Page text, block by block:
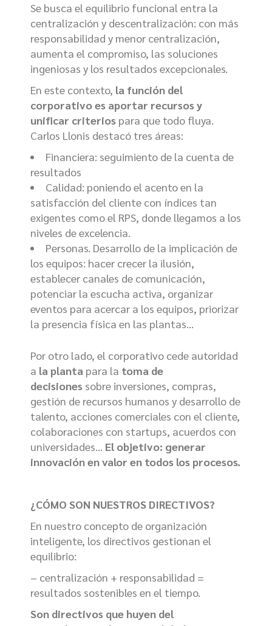
Se busca el equilibrio funcional entra la
centralización y descentralización: con más
responsabilidad y menor centralización,
aumenta el compromiso, las soluciones
ingeniosas y los resultados excepcionales.
En este contexto, la función del
corporativoes aportar recursos y
unificar criterios para que todo fluya.
Carlos Llonis destacó tres áreas:
Financiera: seguimiento de la cuenta de
resultados
Calidad: poniendo el acento en la
satisfacción del cliente con índices tan
exigentes como el RPS, donde llegamos a los
niveles de excelencia.
Personas. Desarrollo de la implicación de
los equipos: hacer crecer la ilusión,
establecer canales de comunicación,
potenciar la escucha activa, organizar
eventos para acercar a los equipos, priorizar
la presencia física en las plantas…
Por otro lado, el corporativo cede autoridad
a la planta para la toma de
decisiones sobre inversiones, compras,
gestión de recursos humanos y desarrollo de
talento, acciones comerciales con el cliente,
colaboraciones con startups, acuerdos con
universidades… El objetivo: generar
innovación en valor en todos los procesos.
¿CÓMO SON NUESTROS DIRECTIVOS?
En nuestro concepto de organización
inteligente, los directivos gestionan el
equilibrio:
– centralización + responsabilidad =
resultados sostenibles en el tiempo.
Son directivos que huyen del